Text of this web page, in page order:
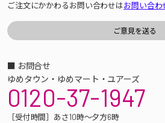
ご注文にかかわるお問い合わせはお問い合わ
■ お問合せ
ゆめタウン・ゆめマート・ユアーズ
0120-37-1947
［受付時間］あさ10時～夕方6時